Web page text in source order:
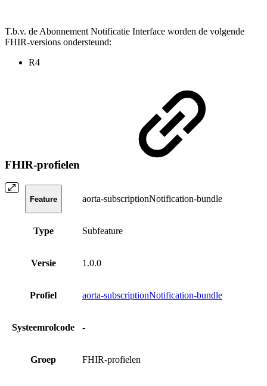
T.b.v. de Abonnement Notificatie Interface worden de volgende
FHIR-versions ondersteund:
R4
FHIR-profielen
Feature aorta-subscriptionNotification-bundle
Type Subfeature
Versie 1.0.0
Profiel aorta-subscriptionNotification-bundle
Systeemrolcode -
Groep FHIR-profielen